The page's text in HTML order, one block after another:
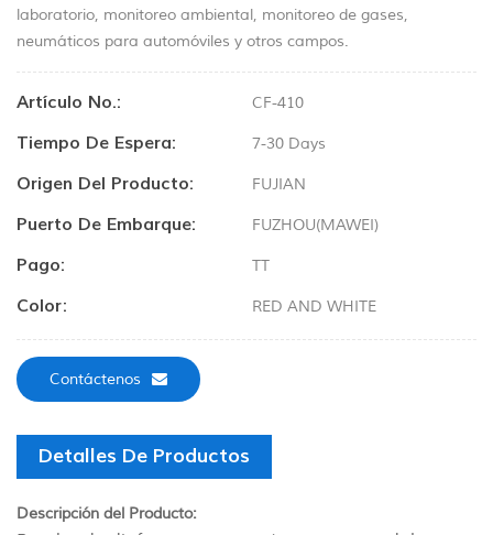
laboratorio, monitoreo ambiental, monitoreo de gases,
neumáticos para automóviles y otros campos.
Artículo No.: CF-410
Tiempo De Espera: 7-30 Days
Origen Del Producto: FUJIAN
Puerto De Embarque: FUZHOU(MAWEI)
Pago: TT
Color: RED AND WHITE
Contáctenos
Detalles De Productos
Descripción del Producto: